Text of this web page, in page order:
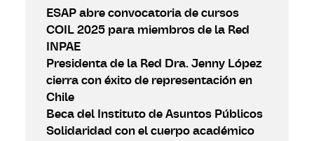
ESAP abre convocatoria de cursos
COIL 2025 para miembros de la Red
INPAE
Presidenta de la Red Dra. Jenny López
cierra con éxito de representación en
Chile
Beca del Instituto de Asuntos Públicos
Solidaridad con el cuerpo académico